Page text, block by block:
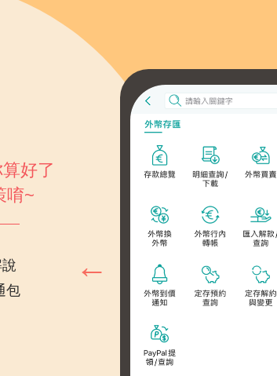
好了
唷~
包